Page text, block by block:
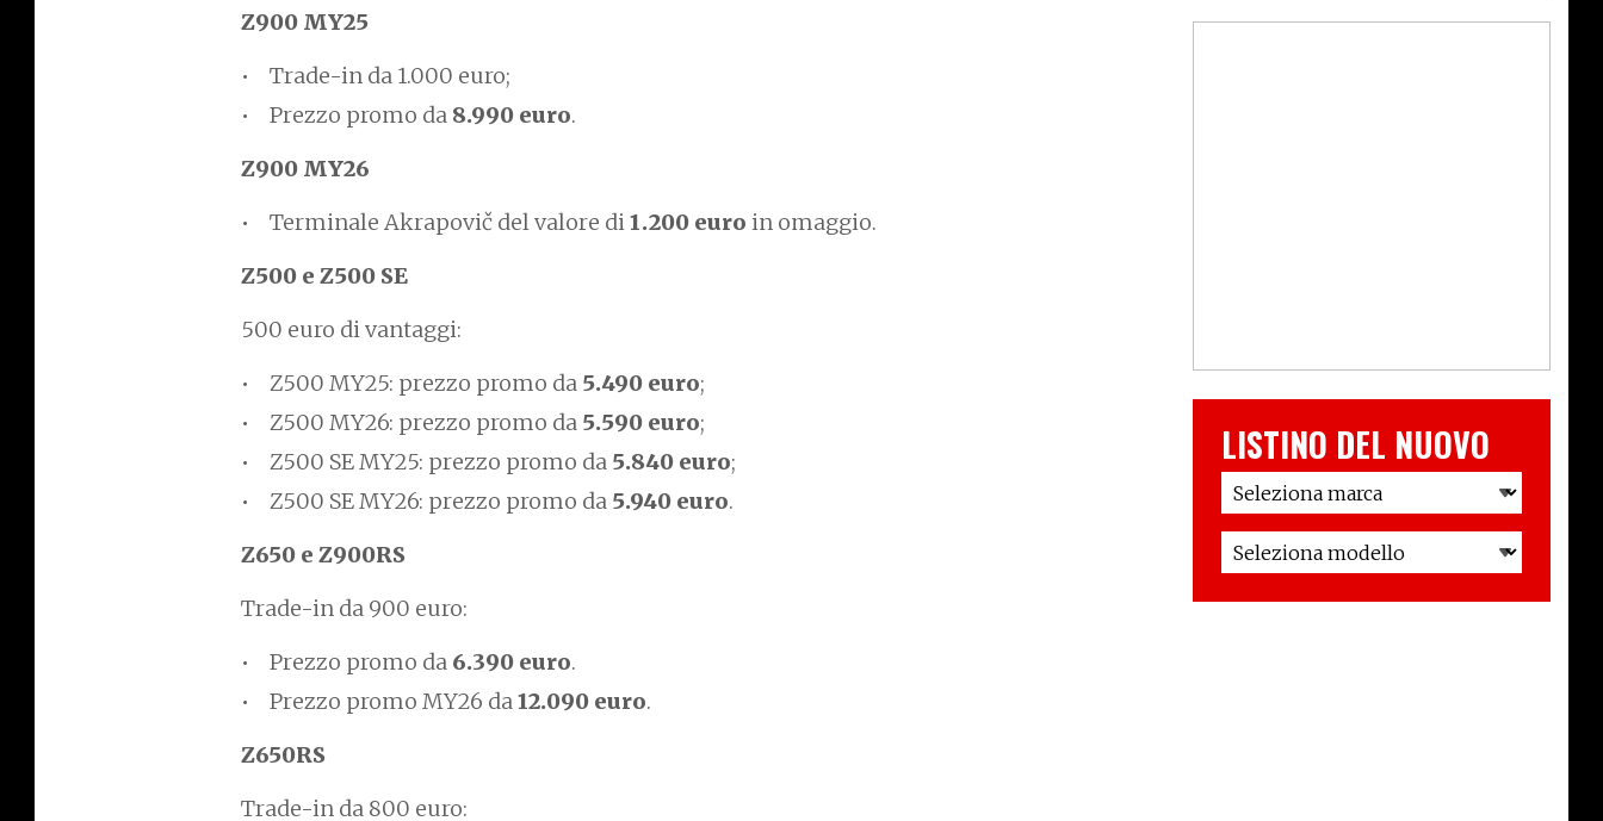
Z900 MY25
Trade-in da 1.000 euro;
Prezzo promo da 8.990 euro.
Z900 MY26
Terminale Akrapovič del valore di1.200 euro in omaggio.
Z500 e Z500 SE
500 euro di vantaggi:
Z500 MY25: prezzo promo da 5.490 euro;
Z500 MY26: prezzo promo da 5.590 euro;
Z500 SE MY25: prezzo promo da 5.840 euro;
Z500 SE MY26: prezzo promo da 5.940 euro.
Z650 e Z900RS
Trade-in da 900 euro:
Prezzo promo da 6.390 euro.
Prezzo promo MY26 da12.090 euro.
Z650RS
Trade-in da 800 euro:
LISTINO DEL NUOVO